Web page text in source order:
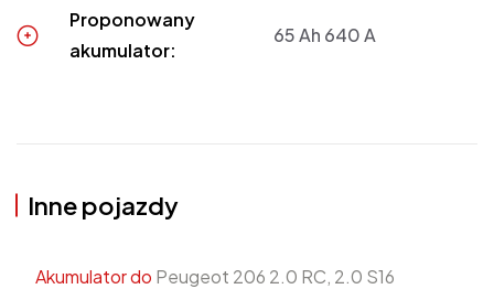
Proponowany
akumulator:
65 Ah 640 A
Inne pojazdy
Akumulator do Peugeot 206 2.0 RC, 2.0 S16